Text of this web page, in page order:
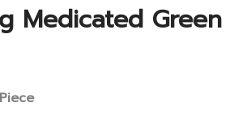
Medicated Green